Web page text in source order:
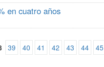
en cuatro años
39 40 41 42 43 44 45